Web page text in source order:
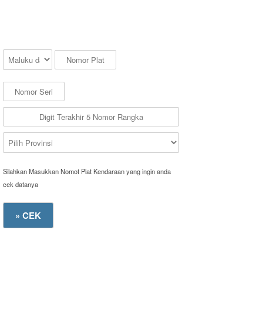
Silahkan Masukkan Nomot Plat Kendaraan yang ingin anda
cek datanya